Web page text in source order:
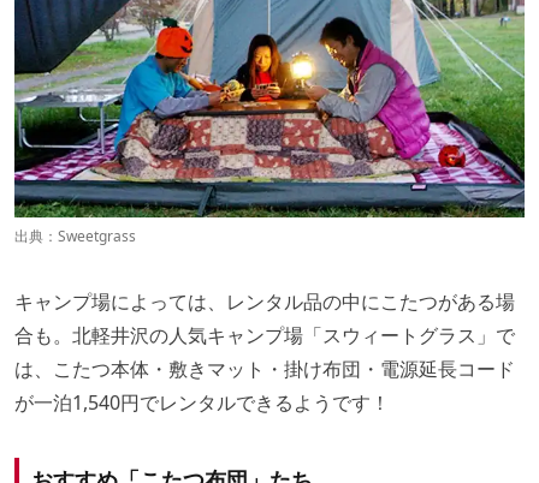
出典： Sweetgrass
キャンプ場によっては、レンタル品の中にこたつがある場
合も。北軽井沢の人気キャンプ場「スウィートグラス」で
は、こたつ本体・敷きマット・掛け布団・電源延長コード
が一泊1,540円でレンタルできるようです！